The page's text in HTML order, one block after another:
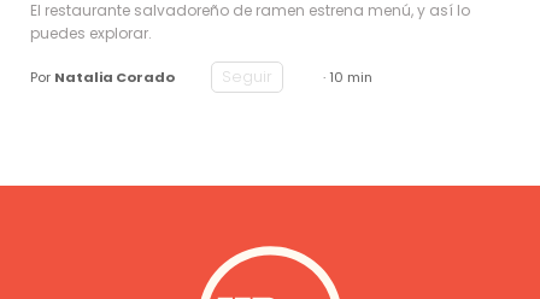
El restaurante salvadoreño de ramen estrena menú, y así lo
puedes explorar.
Por Natalia Corado Seguir · 10 min